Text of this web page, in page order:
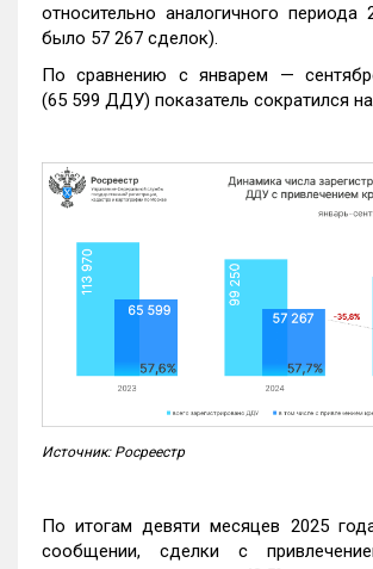
относительно аналогичного периода
было 57 267 сделок).
По сравнению с январем —
(65 599 ДДУ) показатель сократился на
Источник: Росреестр
По итогам девяти месяцев 2025
сообщении, сделки с